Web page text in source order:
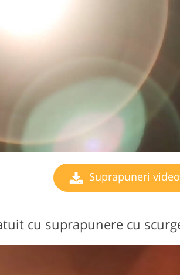
Suprapuneri video